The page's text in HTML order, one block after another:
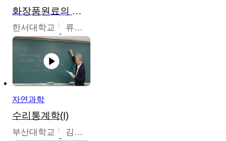
화장품원료의 종류와 특성
한서대학교 류은주
자연과학
수리통계학(I)
부산대학교 김충락